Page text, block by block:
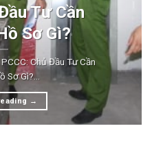
Tư Cần
Sơ Gì?
Chủ Đầu Tư Cần
Sơ Gì?...
→